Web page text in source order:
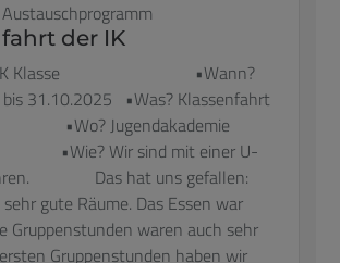
der IK
IK Klasse •Wann?
bis 31.10.2025 •Was? Klassenfahrt
Jugendakademie
•Wie? Wir sind mit einer U-
Das hat uns gefallen:
gute Räume. Das Essen war
Gruppenstunden waren auch sehr
Gruppenstunden haben wir